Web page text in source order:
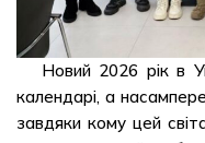
Новий 2026 рік в
календарі, а
завдяки кому цей